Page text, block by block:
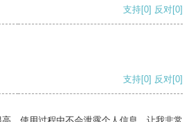
支持[0] 反对[0]
支持[0] 反对[0]